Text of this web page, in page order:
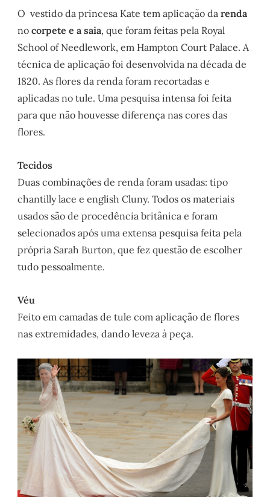
O vestido da princesa Kate tem aplicação da renda
nocorpete e a saia, que foram feitas pela Royal
School of Needlework, em Hampton Court Palace. A
técnica de aplicação foi desenvolvida na década de
1820. As flores da renda foram recortadas e
aplicadas no tule. Uma pesquisa intensa foi feita
para que não houvesse diferença nas cores das
flores.
Tecidos
Duas combinações de renda foram usadas: tipo
chantilly lace e english Cluny. Todos os materiais
usados são de procedência britânica e foram
selecionados após uma extensa pesquisa feita pela
própria Sarah Burton, que fez questão de escolher
tudo pessoalmente.
Véu
Feito em camadas de tule com aplicação de flores
nas extremidades, dando leveza à peça.